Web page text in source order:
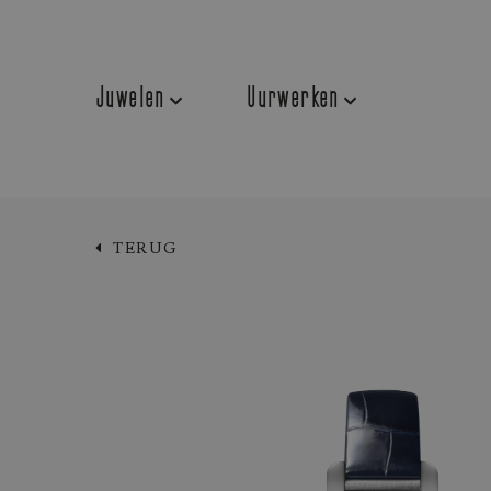
Juwelen Uurwerken
TERUG